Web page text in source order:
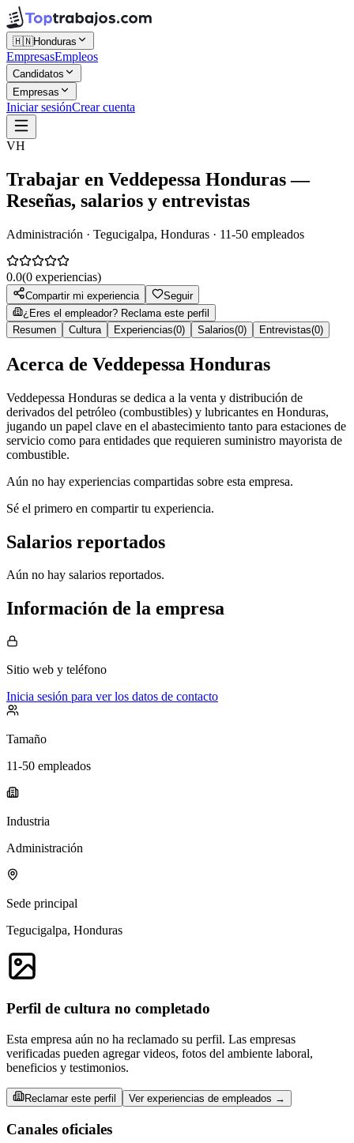
🇭🇳Honduras
EmpresasEmpleos
Candidatos
Empresas
Iniciar sesiónCrear cuenta
VH
Trabajar en Veddepessa Honduras—
Reseñas, salarios y entrevistas
Administración · Tegucigalpa, Honduras · 11-50 empleados
0.0(0 experiencias)
Compartir mi experiencia
Seguir
¿Eres el empleador? Reclama este perfil
Resumen
Cultura Experiencias(0) Salarios(0) Entrevistas(0)
Acerca de Veddepessa Honduras
Veddepessa Honduras se dedica a la venta y distribución de
derivados del petróleo (combustibles) y lubricantes en Honduras,
jugando un papel clave en el abastecimiento tanto para estaciones de
servicio como para entidades que requieren suministro mayorista de
combustible.
Aún no hay experiencias compartidas sobre esta empresa.
Sé el primero en compartir tu experiencia.
Salarios reportados
Aún no hay salarios reportados.
Información de la empresa
Sitio web y teléfono
Inicia sesión para ver los datos de contacto
Tamaño
11-50 empleados
Industria
Administración
Sede principal
Tegucigalpa, Honduras
Perfil de cultura no completado
Esta empresa aún no ha reclamado su perfil. Las empresas
verificadas pueden agregar videos, fotos del ambiente laboral,
beneficios y testimonios.
Reclamar este perfil Ver experiencias de empleados →
Canales oficiales